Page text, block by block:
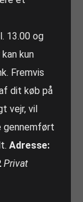
13.00 og
kun
Fremvis
dit køb på
vejr, vil
gennemført
Adresse:
Privat